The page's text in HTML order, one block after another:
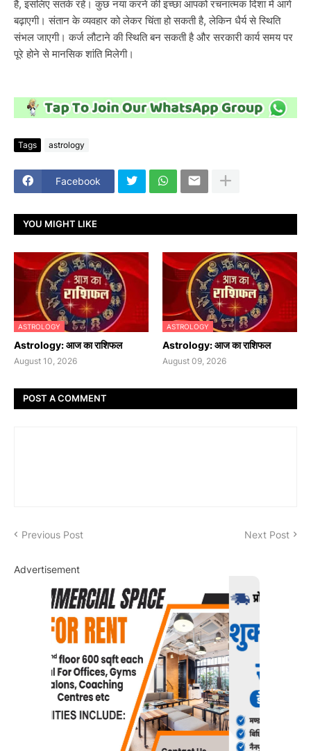
है, इसलिए सतर्क रहें। कुछ नया करने की इच्छा आपको रचनात्मक दिशा में आगे
बढ़ाएगी। संतान के व्यवहार को लेकर चिंता हो सकती है, लेकिन धैर्य से स्थिति
संभल जाएगी। कर्ज लौटाने की स्थिति बन सकती है और सरकारी कार्य समय पर
पूरे होने से मानसिक शांति मिलेगी।
Tags astrology
Facebook
YOU MIGHT LIKE
ASTROLOGY
Astrology: आज का राशिफल
August 10, 2026
ASTROLOGY
Astrology: आज का राशिफल
August 09, 2026
POST A COMMENT
Previous Post Next Post
Advertisement